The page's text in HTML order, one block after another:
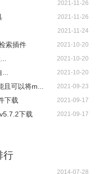
2021-11-26
2021-11-26
2021-11-24
索插件 2021-10-20
2021-10-20
2021-10-20
可以将m... 2021-09-23
下载 2021-09-17
下载 2021-09-17
行
2014-07-28